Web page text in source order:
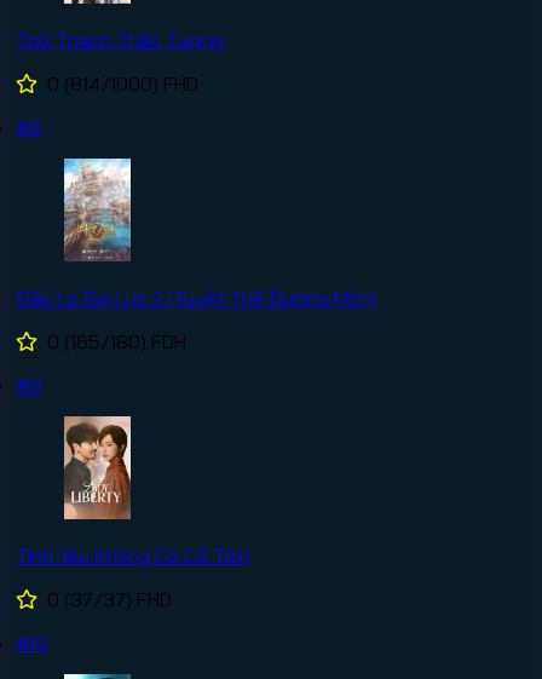
Thử Thách Thần Tượng
0 (814/1000) FHD
#8
Đấu La Đại Lục 2 (Tuyệt Thế Đường Môn)
0 (165/180) FDH
#9
Tình Yêu Không Có Cổ Tích
0 (37/37) FHD
#10